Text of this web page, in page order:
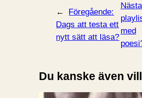
←
Föregående:
Dags att testa ett
nytt sätt att läsa?
med
Du kanske även